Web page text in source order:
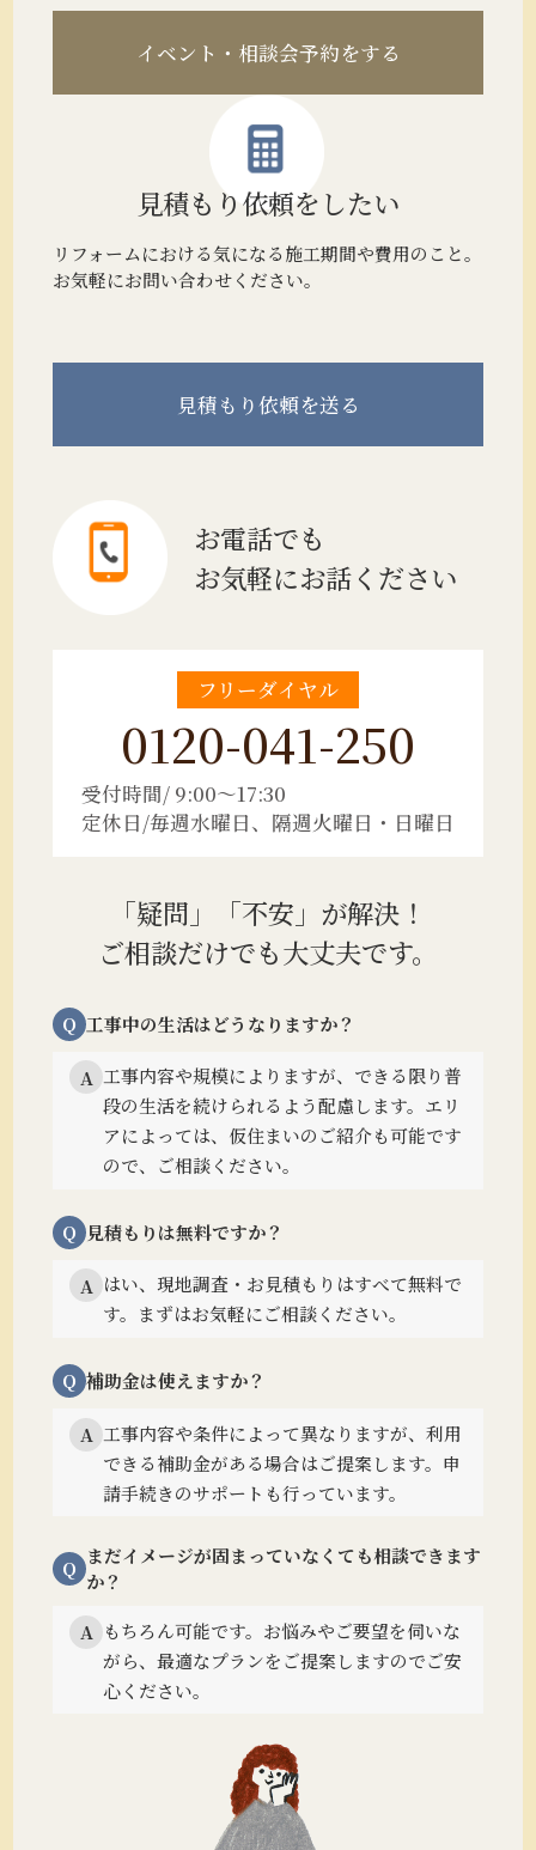
イベント・相談会予約をする
見積もり依頼をしたい
リフォームにおける気になる施工期間や費用のこと。
お気軽にお問い合わせください。
見積もり依頼を送る
お電話でも
お気軽にお話ください
フリーダイヤル
0120-041-250
受付時間/ 9:00～17:30
定休日/毎週水曜日、隔週火曜日・日曜日
「疑問」「不安」が解決！
ご相談だけでも大丈夫です。
Q 工事中の生活はどうなりますか？
A 工事内容や規模によりますが、できる限り普
段の生活を続けられるよう配慮します。 エリ
アによっては、仮住まいのご紹介も可能です
ので、ご相談ください。
Q 見積もりは無料ですか？
A はい、現地調査・お見積もりはすべて無料で
す。まずはお気軽にご相談ください。
Q 補助金は使えますか？
A 工事内容や条件によって異なりますが、利用
できる補助金がある場合はご提案します。 申
請手続きのサポートも行っています。
Q
まだイメージが固まっていなくても相談できます
か？
A もちろん可能です。 お悩みやご要望を伺いな
がら、最適なプランをご提案しますのでご安
心ください。